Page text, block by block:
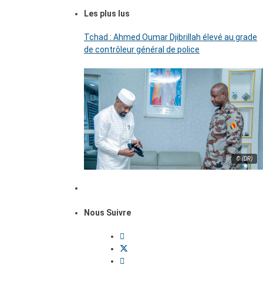
Les plus lus
Tchad : Ahmed Oumar Djibrillah élevé au grade
de contrôleur général de police
© (DR)
Nous Suivre